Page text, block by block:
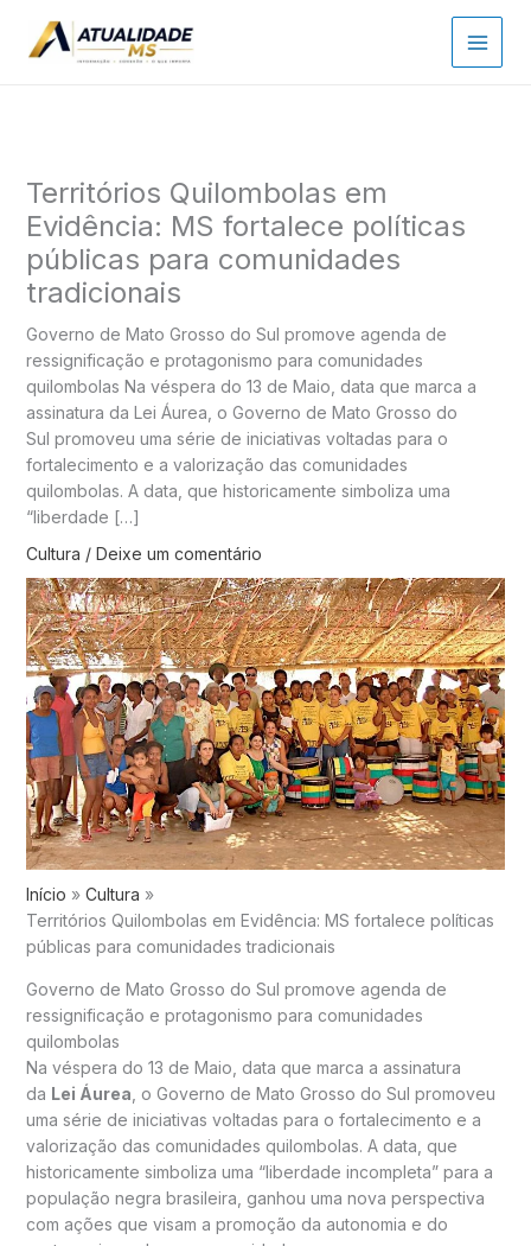
Territórios Quilombolas em
Evidência: MS fortalece políticas
públicas para comunidades
tradicionais
Governo de Mato Grosso do Sul promove agenda de
ressignificação e protagonismo para comunidades
quilombolas Na véspera do 13 de Maio, data que marca a
assinatura da Lei Áurea, o Governo de Mato Grosso do
Sul promoveu uma série de iniciativas voltadas para o
fortalecimento e a valorização das comunidades
quilombolas. A data, que historicamente simboliza uma
“liberdade […]
Cultura / Deixe um comentário
Início
Cultura
Territórios Quilombolas em Evidência: MS fortalece políticas
públicas para comunidades tradicionais
Governo de Mato Grosso do Sul promove agenda de
ressignificação e protagonismo para comunidades
quilombolas
Na véspera do 13 de Maio, data que marca a assinatura
da Lei Áurea , o Governo de Mato Grosso do Sul promoveu
uma série de iniciativas voltadas para o fortalecimento e a
valorização das comunidades quilombolas. A data, que
historicamente simboliza uma “liberdade incompleta” para a
população negra brasileira, ganhou uma nova perspectiva
com ações que visam a promoção da autonomia e do